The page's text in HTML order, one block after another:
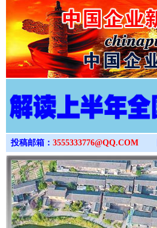
投稿邮箱： 3555333776@QQ.COM